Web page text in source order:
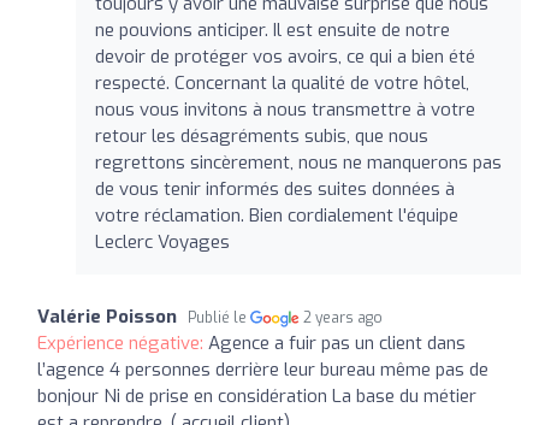
ne pouvions anticiper. Il est ensuite de notre
devoir de protéger vos avoirs, ce qui a bien été
respecté. Concernant la qualité de votre hôtel,
nous vous invitons à nous transmettre à votre
retour les désagréments subis, que nous
regrettons sincèrement, nous ne manquerons pas
de vous tenir informés des suites données à
votre réclamation. Bien cordialement l'équipe
Leclerc Voyages
Valérie Poisson Publié le 2 years ago
Expérience négative: Agence a fuir pas un client dans
l’agence 4 personnes derrière leur bureau même pas de
bonjour Ni de prise en considération La base du métier